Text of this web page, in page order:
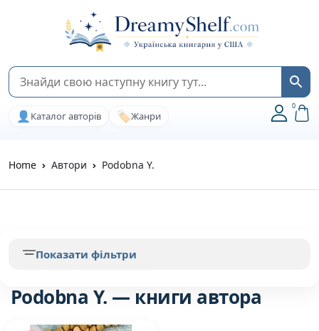
👤 Каталог авторів 🏷️Жанри
0
Home Автори Podobna Y.
Podobna Y. — книги автора
Показати фільтри